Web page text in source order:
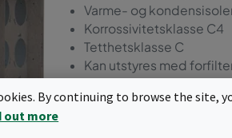
Varme- og
Korrossivitetsklasse C4
Tetthetsklasse C
Kan utstyres med
Aluzink, alternativt
By continuing to browse the site,
out more